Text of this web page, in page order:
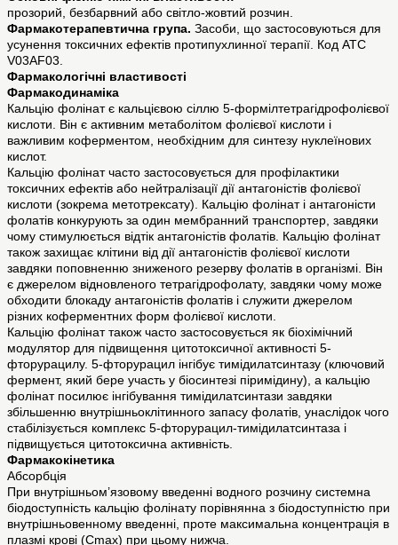
прозорий, безбарвний або світло-жовтий розчин.
Фармакотерапевтична група. Засоби, що застосовуються для
усунення токсичних ефектів протипухлинної терапії. Код АТС
V03AF03.
Фармакологічні властивості
Фармакодинаміка
Кальцію фолінат є кальцієвою сіллю 5-формілтетрагідрофолієвої
кислоти. Він є активним метаболітом фолієвої кислоти і
важливим коферментом, необхідним для синтезу нуклеїнових
кислот.
Кальцію фолінат часто застосовується для профілактики
токсичних ефектів або нейтралізації дії антагоністів фолієвої
кислоти (зокрема метотрексату). Кальцію фолінат і антагоністи
фолатів конкурують за один мембранний транспортер, завдяки
чому стимулюється відтік антагоністів фолатів. Кальцію фолінат
також захищає клітини від дії антагоністів фолієвої кислоти
завдяки поповненню зниженого резерву фолатів в організмі. Він
є джерелом відновленого тетрагідрофолату, завдяки чому може
обходити блокаду антагоністів фолатів і служити джерелом
різних коферментних форм фолієвої кислоти.
Кальцію фолінат також часто застосовується як біохімічний
модулятор для підвищення цитотоксичної активності 5-
фторурацилу. 5-фторурацил інгібує тимідилатсинтазу (ключовий
фермент, який бере участь у біосинтезі піримідину), а кальцію
фолінат посилює інгібування тимідилатсинтази завдяки
збільшенню внутрішньоклітинного запасу фолатів, унаслідок чого
стабілізується комплекс 5-фторурацил-тимідилатсинтаза і
підвищується цитотоксична активність.
Фармакокінетика
Абсорбція
При внутрішньом’язовому введенні водного розчину системна
біодоступність кальцію фолінату порівнянна з біодоступністю при
внутрішньовенному введенні, проте максимальна концентрація в
плазмі крові (Cmax) при цьому нижча.